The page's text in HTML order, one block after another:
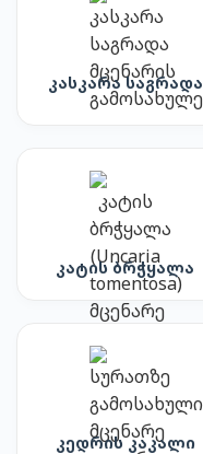
კასკარა საგრადა
კატის ბრჭყალა
კედრის კაკალი